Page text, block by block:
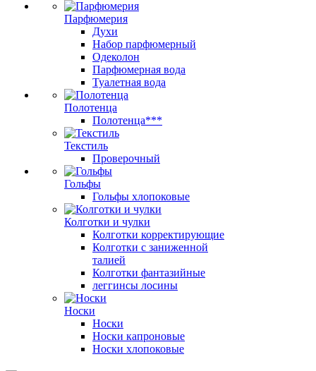
Парфюмерия
Духи
Набор парфюмерный
Одеколон
Парфюмерная вода
Туалетная вода
Полотенца
Полотенца***
Текстиль
Проверочный
Гольфы
Гольфы хлопоковые
Колготки и чулки
Колготки корректирующие
Колготки с заниженной
талией
Колготки фантазийные
леггинсы лосины
Носки
Носки
Носки капроновые
Носки хлопоковые